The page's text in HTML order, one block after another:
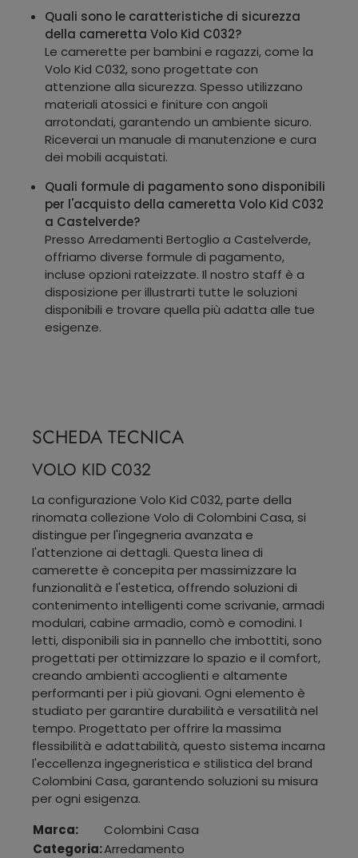
Quali sono le caratteristiche di sicurezza
della cameretta Volo Kid C032?
Le camerette per bambini e ragazzi, come la
Volo Kid C032, sono progettate con
attenzione alla sicurezza. Spesso utilizzano
materiali atossici e finiture con angoli
arrotondati, garantendo un ambiente sicuro.
Riceverai un manuale di manutenzione e cura
dei mobili acquistati.
Quali formule di pagamento sono disponibili
per l'acquisto della cameretta Volo Kid C032
a Castelverde?
Presso Arredamenti Bertoglio a Castelverde,
offriamo diverse formule di pagamento,
incluse opzioni rateizzate. Il nostro staff è a
disposizione per illustrarti tutte le soluzioni
disponibili e trovare quella più adatta alle tue
esigenze.
SCHEDA TECNICA
VOLO KID C032
La configurazione Volo Kid C032, parte della
rinomata collezione Volo di Colombini Casa, si
distingue per l'ingegneria avanzata e
l'attenzione ai dettagli. Questa linea di
camerette è concepita per massimizzare la
funzionalità e l'estetica, offrendo soluzioni di
contenimento intelligenti come scrivanie, armadi
modulari, cabine armadio, comò e comodini. I
letti, disponibili sia in pannello che imbottiti, sono
progettati per ottimizzare lo spazio e il comfort,
creando ambienti accoglienti e altamente
performanti per i più giovani. Ogni elemento è
studiato per garantire durabilità e versatilità nel
tempo. Progettato per offrire la massima
flessibilità e adattabilità, questo sistema incarna
l'eccellenza ingegneristica e stilistica del brand
Colombini Casa, garantendo soluzioni su misura
per ogni esigenza.
Marca:
Colombini Casa
Categoria:Arredamento